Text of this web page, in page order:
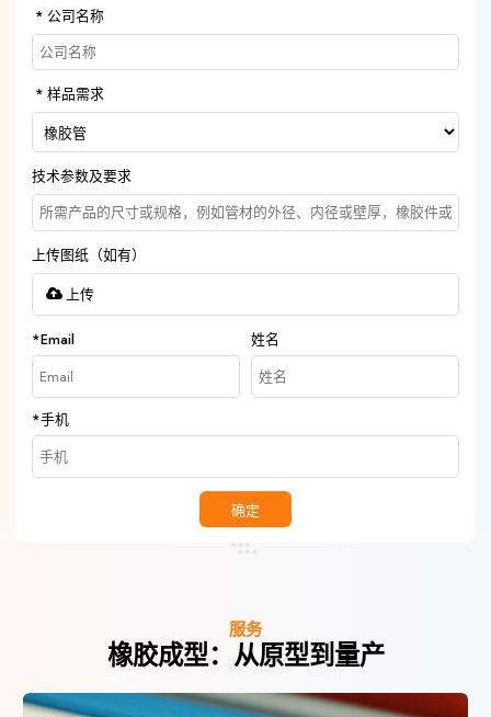
公司名称
样品需求
技术参数及要求
上传图纸（如有）
上传
*Email 姓名
*手机
确定
服务
橡胶成型：从原型到量产